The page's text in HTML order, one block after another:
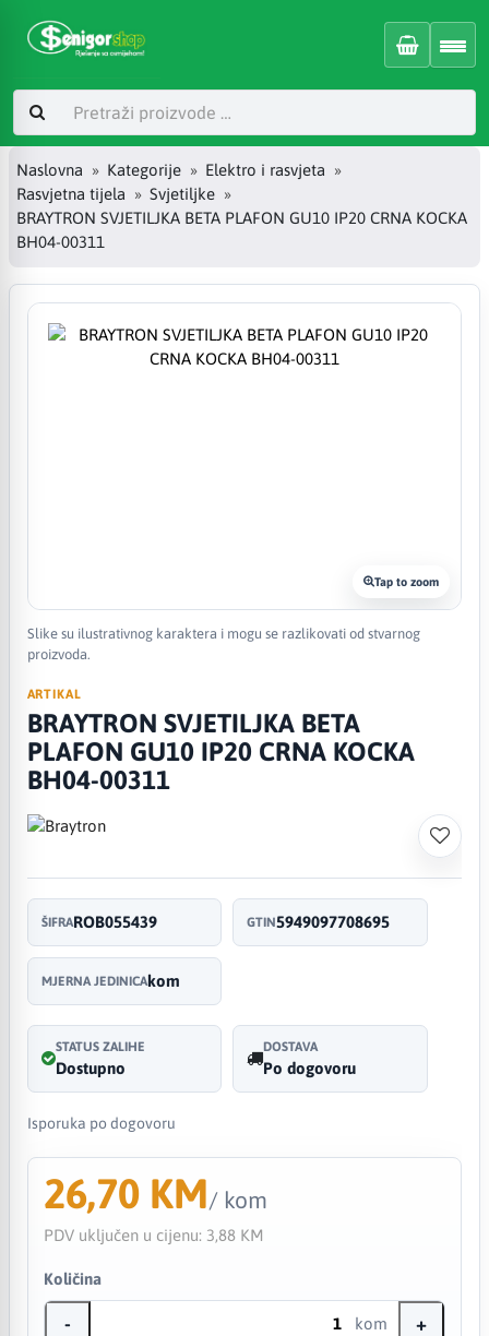
Naslovna Kategorije
Elektro i rasvjeta
Rasvjetna tijela
Svjetiljke
BRAYTRON SVJETILJKA BETA PLAFON GU10 IP20 CRNA KOCKA
BH04-00311
Tap to zoom
Slike su ilustrativnog karaktera i mogu se razlikovati od stvarnog
proizvoda.
ARTIKAL
BRAYTRON SVJETILJKA BETA
PLAFON GU10 IP20 CRNA KOCKA
BH04-00311
ŠIFRAROB055439 GTIN5949097708695
MJERNA JEDINICAkom
STATUS ZALIHE
Dostupno
DOSTAVA
Po dogovoru
Isporuka po dogovoru
26,70 KM/ kom
PDV uključen u cijenu: 3,88 KM
Količina
- kom +